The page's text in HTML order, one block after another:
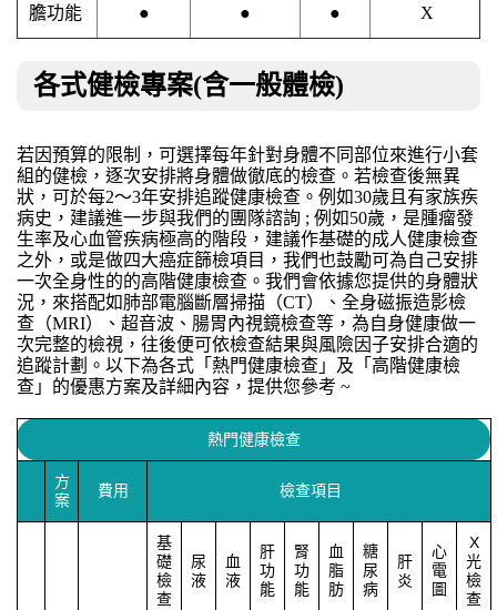
膽功能 ● ● ● X
各式健檢專案(含一般體檢)
若因預算的限制，可選擇每年針對身體不同部位來進行小套
組的健檢，逐次安排將身體做徹底的檢查。若檢查後無異
狀，可於每2～3年安排追蹤健康檢查。例如30歲且有家族疾
病史，建議進一步與我們的團隊諮詢 ; 例如50歲，是腫瘤發
生率及心血管疾病極高的階段，建議作基礎的成人健康檢查
之外，或是做四大癌症篩檢項目，我們也鼓勵可為自己安排
一次全身性的的高階健康檢查。我們會依據您提供的身體狀
況，來搭配如肺部電腦斷層掃描（CT）、全身磁振造影檢
查（MRI）、超音波、腸胃內視鏡檢查等，為自身健康做一
次完整的檢視，往後便可依檢查結果與風險因子安排合適的
追蹤計劃。以下為各式「熱門健康檢查」及「高階健康檢
查」的優惠方案及詳細內容，提供您參考 ~
熱門健康檢查
方
案
費用 檢查項目
基
礎
檢
查
尿
液
血
液
肝
功
能
腎
功
能
血
脂
肪
糖
尿
病
肝
炎
心
電
圖
X
光
檢
查